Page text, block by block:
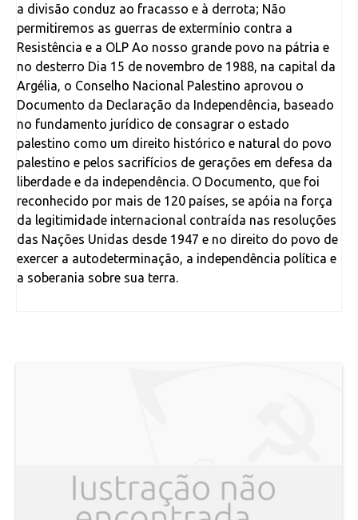
a divisão conduz ao fracasso e à derrota; Não
permitiremos as guerras de extermínio contra a
Resistência e a OLP Ao nosso grande povo na pátria e
no desterro Dia 15 de novembro de 1988, na capital da
Argélia, o Conselho Nacional Palestino aprovou o
Documento da Declaração da Independência, baseado
no fundamento jurídico de consagrar o estado
palestino como um direito histórico e natural do povo
palestino e pelos sacrifícios de gerações em defesa da
liberdade e da independência. O Documento, que foi
reconhecido por mais de 120 países, se apóia na força
da legitimidade internacional contraída nas resoluções
das Nações Unidas desde 1947 e no direito do povo de
exercer a autodeterminação, a independência política e
a soberania sobre sua terra.